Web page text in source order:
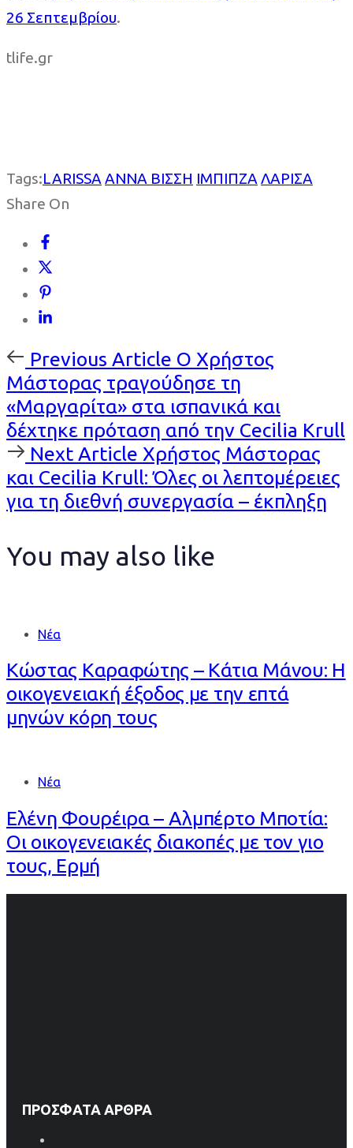
26 Σεπτεμβρίου.
tlife.gr
Tags:LARISSA ΑΝΝΑ ΒΙΣΣΗ ΙΜΠΙΠΖΑ ΛΑΡΙΣΑ
Share On
Previous
Article
Previous Article O Χρήστος
Μάστορας τραγούδησε τη
«Μαργαρίτα» στα ισπανικά και
δέχτηκε πρόταση από την Cecilia Krull
Next
Article
Next Article Χρήστος Μάστορας
και Cecilia Krull: Όλες οι λεπτομέρειες
για τη διεθνή συνεργασία – έκπληξη
You may also like
Νέα
Κώστας Καραφώτης – Κάτια Μάνου: Η
οικογενειακή έξοδος με την επτά
μηνών κόρη τους
Νέα
Ελένη Φουρέιρα – Αλμπέρτο Μποτία:
Οι οικογενειακές διακοπές με τον γιο
τους, Ερμή
ΠΡΌΣΦΑΤΑ ΆΡΘΡΑ